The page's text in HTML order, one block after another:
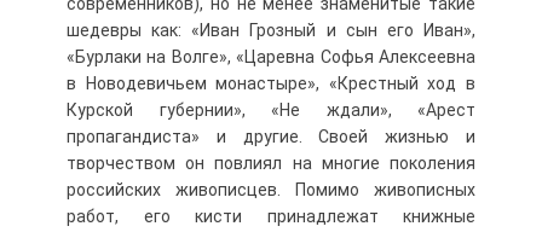
шедевры как: «Иван Грозный и сын его Иван»,
«Бурлаки на Волге», «Царевна Софья Алексеевна
в Новодевичьем монастыре», «Крестный ход в
Курской губернии», «Не ждали», «Арест
пропагандиста» и другие. Своей жизнью и
творчеством он повлиял на многие поколения
российских живописцев. Помимо живописных
работ, его кисти принадлежат книжные